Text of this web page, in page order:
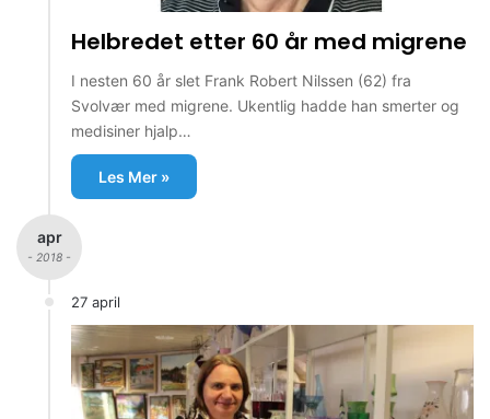
Helbredet etter 60 år med migrene
I nesten 60 år slet Frank Robert Nilssen (62) fra
Svolvær med migrene. Ukentlig hadde han smerter og
medisiner hjalp…
Les Mer »
apr
- 2018 -
27 april